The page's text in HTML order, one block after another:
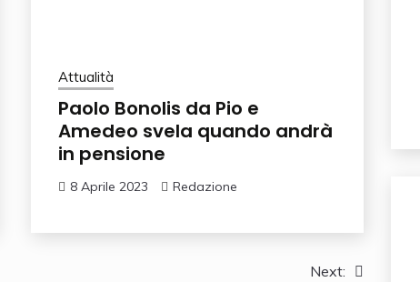
Attualità
Paolo Bonolis da Pio e
Amedeo svela quando andrà
in pensione
8 Aprile 2023 Redazione
Next: